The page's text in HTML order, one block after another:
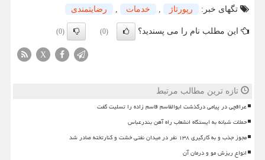
تگهای خبر:
رپورتاژ , خدمات , رضایتمندی
این مطلب نام را می پسندید؟ (0)
(0)
X
تازه ترین مطالب مرتبط
عراقچی در پیامی درگذشت ابوالقاسم قاسم زاده را تسلیت گفت
حملات شبانه به ایستگاه انشعاب راه آهن بندرعباس
مجوز جذب و به کارگیری ۱۳۸ نفر در میدان نفتی خشت و کنارتخته صادر شد
انواع ریزش مو و درمان آن